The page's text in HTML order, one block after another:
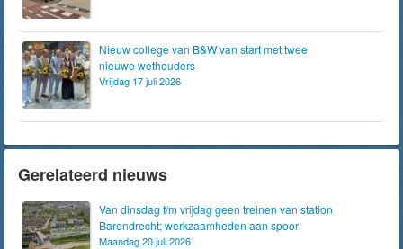
Nieuw college van B&W van start met twee
nieuwe wethouders
Vrijdag 17 juli 2026
Gerelateerd nieuws
Van dinsdag t/m vrijdag geen treinen van station
Barendrecht; werkzaamheden aan spoor
Maandag 20 juli 2026